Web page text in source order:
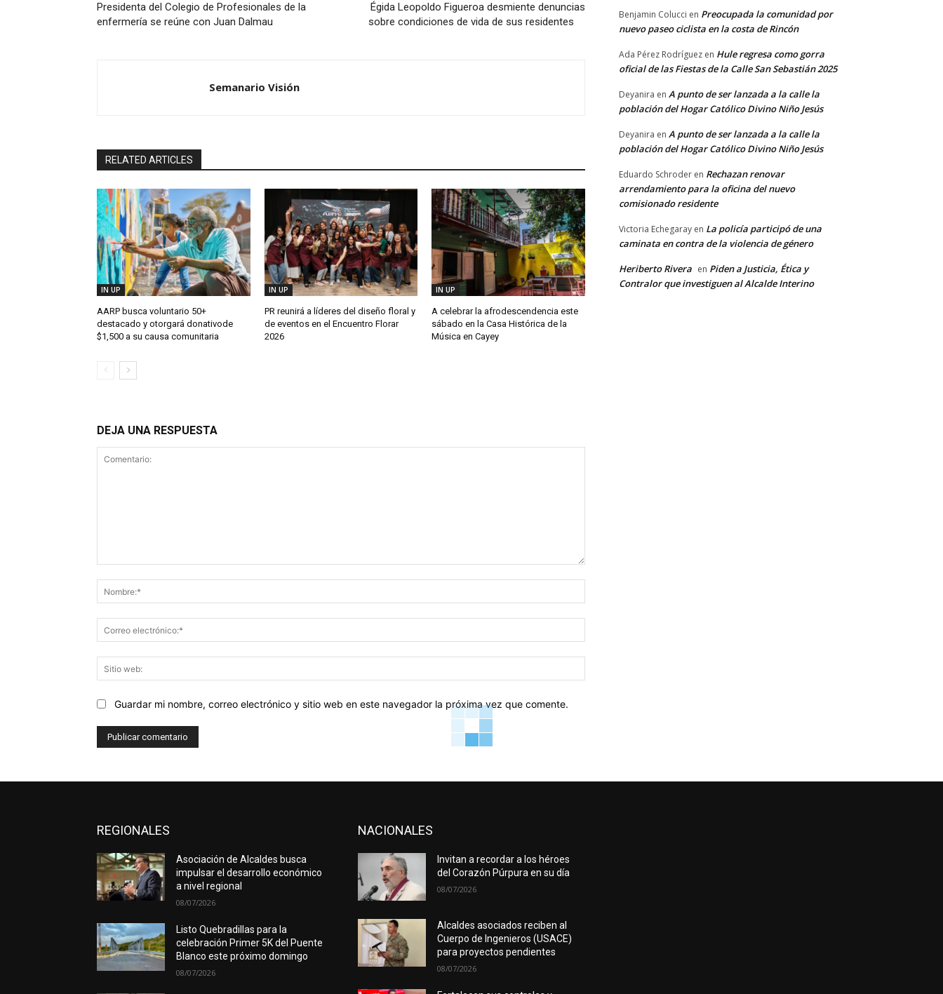
Presidenta del Colegio de Profesionales de la
enfermería se reúne con Juan Dalmau
Égida Leopoldo Figueroa desmiente denuncias
sobre condiciones de vida de sus residentes
Semanario Visión
RELATED ARTICLES
IN UP
AARP busca voluntario 50+
destacado y otorgará donativode
$1,500 a su causa comunitaria
IN UP
PR reunirá a líderes del diseño floral y
de eventos en el Encuentro Florar
2026
IN UP
A celebrar la afrodescendencia este
sábado en la Casa Histórica de la
Música en Cayey
DEJA UNA RESPUESTA
electrónico:*
web:
Guardar mi nombre, correo electrónico y sitio web en este navegador la próxima vez que comente.
Benjamin Colucci en Preocupada la comunidad por
nuevo paseo ciclista en la costa de Rincón
Ada Pérez Rodríguez en Hule regresa como gorra
oficial de las Fiestas de la Calle San Sebastián 2025
Deyanira en A punto de ser lanzada a la calle la
población del Hogar Católico Divino Niño Jesús
Deyanira en A punto de ser lanzada a la calle la
población del Hogar Católico Divino Niño Jesús
Eduardo Schroder en Rechazan renovar
arrendamiento para la oficina del nuevo
comisionado residente
Victoria Echegaray en La policía participó de una
caminata en contra de la violencia de género
Heriberto Rivera en Piden a Justicia, Ética y
Contralor que investiguen al Alcalde Interino
REGIONALES
Asociación de Alcaldes busca
impulsar el desarrollo económico
a nivel regional
08/07/2026
Listo Quebradillas para la
celebración Primer 5K del Puente
Blanco este próximo domingo
08/07/2026
NACIONALES
Invitan a recordar a los héroes
del Corazón Púrpura en su día
08/07/2026
Alcaldes asociados reciben al
Cuerpo de Ingenieros (USACE)
para proyectos pendientes
08/07/2026